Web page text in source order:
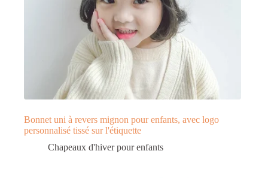
Bonnet uni à revers mignon pour enfants, avec logo
personnalisé tissé sur l'étiquette
Chapeaux d'hiver pour enfants